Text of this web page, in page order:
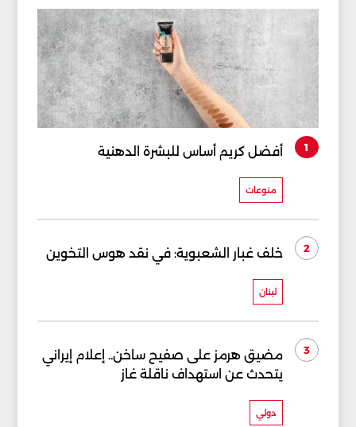
1 أفضل كريم أساس للبشرة الدهنية
منوعات
2 خلف غبار الشعبوية: في نقد هوس التخوين
لبنان
3
مضيق هرمز على صفيح ساخن.. إعلام إيراني
يتحدث عن استهداف ناقلة غاز
دولي